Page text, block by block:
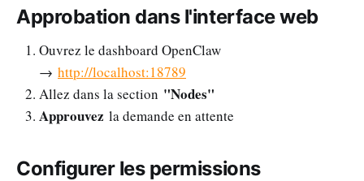
Approbation dans l'interface web
Ouvrez le dashboard OpenClaw
→ http://localhost:18789
Allez dans la section "Nodes"
Approuvez la demande en attente
Configurer les permissions